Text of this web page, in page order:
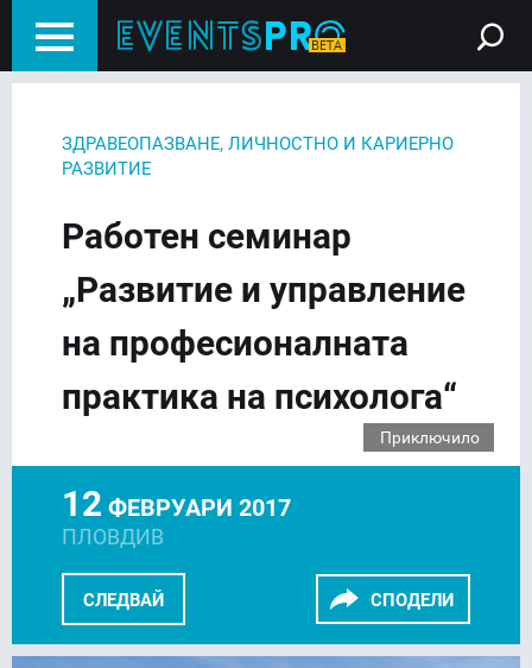
ЗДРАВЕОПАЗВАНЕ, ЛИЧНОСТНО И КАРИЕРНО
РАЗВИТИЕ
Работен семинар
„Развитие и управление
на професионалната
практика на психолога“
Приключило
СЛЕДВАЙ СПОДЕЛИ
12 ФЕВРУАРИ 2017
ПЛОВДИВ